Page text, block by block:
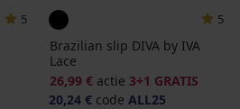
5 5
Brazilian slip DIVA by IVA
Lace
26,99 € actie 3+1 GRATIS
20,24 € code ALL25